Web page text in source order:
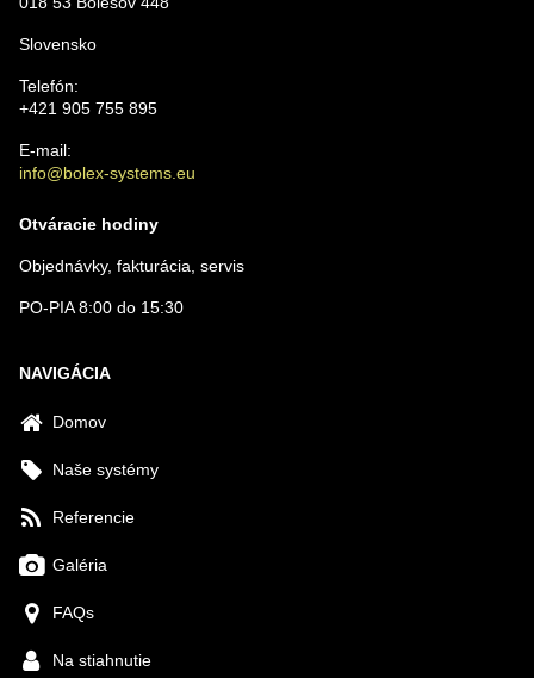
Slovensko
Telefón:
+421 905 755 895
E-mail:
info@bolex-systems.eu
Otváracie hodiny
Objednávky, fakturácia, servis
PO-PIA 8:00 do 15:30
NAVIGÁCIA
Domov
Naše systémy
Referencie
Galéria
FAQs
Na stiahnutie